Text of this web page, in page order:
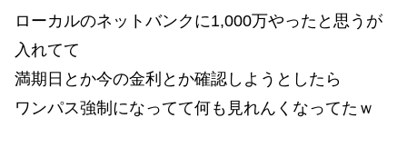
ローカルのネットバンクに1,000万やったと思うが
入れてて
満期日とか今の金利とか確認しようとしたら
ワンパス強制になってて何も見れんくなってたｗ